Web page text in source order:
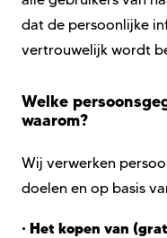
dat de persoonlijke
vertrouwelijk wordt
Welke
waarom?
Wij verwerken
doelen en op basis
• Het kopen van